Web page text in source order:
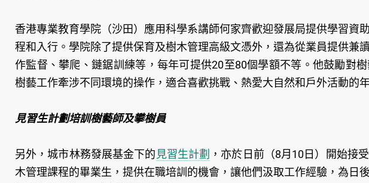
香港專業教育學院（沙田）應用科學系講師何家齊歡迎發展局提供學習資
程和入行。學院除了提供保育及樹木管理高級文憑外，還為從業員提供兼
作監督、攀爬、鏈鋸訓練等，每年可提供20至80個學額不等。他鼓勵對
樹藝工作牽涉不同環境的操作，適合喜歡挑戰、熱愛大自然和戶外活動的
見習生計劃培訓樹藝師及攀樹員
另外，城市林務發展基金下的 見習生計劃 ，亦於日前（8月10日）開始接
木管理課程的畢業生，提供在職培訓的機會，讓他們汲取工作經驗，為日